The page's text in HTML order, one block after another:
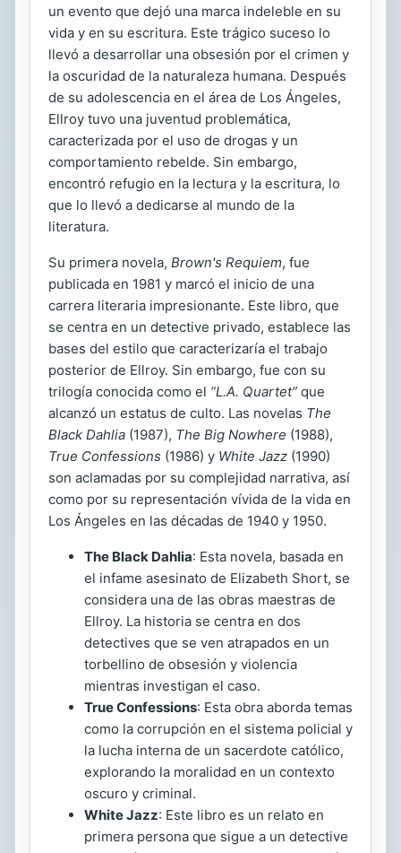
un evento que dejó una marca indeleble en su
vida y en su escritura. Este trágico suceso lo
llevó a desarrollar una obsesión por el crimen y
la oscuridad de la naturaleza humana. Después
de su adolescencia en el área de Los Ángeles,
Ellroy tuvo una juventud problemática,
caracterizada por el uso de drogas y un
comportamiento rebelde. Sin embargo,
encontró refugio en la lectura y la escritura, lo
que lo llevó a dedicarse al mundo de la
literatura.
Su primera novela, Brown's Requiem, fue
publicada en 1981 y marcó el inicio de una
carrera literaria impresionante. Este libro, que
se centra en un detective privado, establece las
bases del estilo que caracterizaría el trabajo
posterior de Ellroy. Sin embargo, fue con su
trilogía conocida como el “L.A. Quartet” que
alcanzó un estatus de culto. Las novelas The
Black Dahlia (1987), The Big Nowhere (1988),
True Confessions (1986) y White Jazz (1990)
son aclamadas por su complejidad narrativa, así
como por su representación vívida de la vida en
Los Ángeles en las décadas de 1940 y 1950.
The Black Dahlia: Esta novela, basada en
el infame asesinato de Elizabeth Short, se
considera una de las obras maestras de
Ellroy. La historia se centra en dos
detectives que se ven atrapados en un
torbellino de obsesión y violencia
mientras investigan el caso.
True Confessions: Esta obra aborda temas
como la corrupción en el sistema policial y
la lucha interna de un sacerdote católico,
explorando la moralidad en un contexto
oscuro y criminal.
White Jazz: Este libro es un relato en
primera persona que sigue a un detective